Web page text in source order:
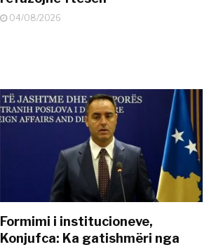
04/08/2026
Formimi i institucioneve,
Konjufca: Ka gatishmëri nga